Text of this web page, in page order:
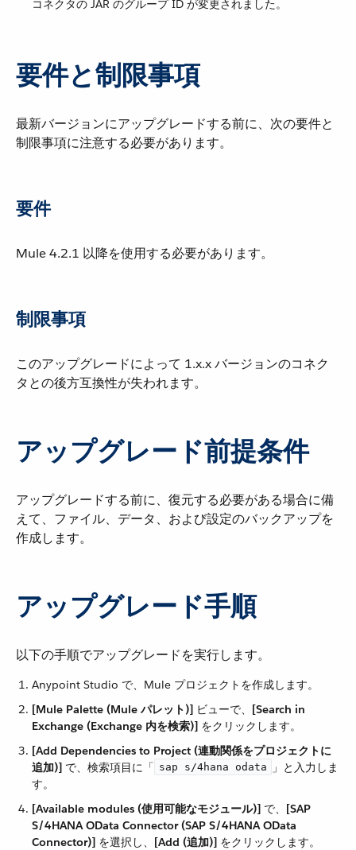
コネクタの JAR のグループ ID が変更されました。
要件と制限事項
最新バージョンにアップグレードする前に、次の要件と
制限事項に注意する必要があります。
要件
Mule 4.2.1 以降を使用する必要があります。
制限事項
このアップグレードによって 1.x.x バージョンのコネク
タとの後方互換性が失われます。
アップグレード前提条件
アップグレードする前に、復元する必要がある場合に備
えて、ファイル、データ、および設定のバックアップを
作成します。
アップグレード手順
以下の手順でアップグレードを実行します。
Anypoint Studio で、Mule プロジェクトを作成します。
[Mule Palette (Mule パレット)] ​ ビューで、​ [Search in
Exchange (Exchange 内を検索)] ​ をクリックします。
[Add Dependencies to Project (連動関係をプロジェクトに
追加)] ​ で、検索項目に「​ sap s/4hana odata
​」と入力しま
す。
[Available modules (使用可能なモジュール)] ​ で、​ [SAP
S/4HANA OData Connector (SAP S/4HANA OData
Connector)] ​ を選択し、​ [Add (追加)] ​ をクリックします。